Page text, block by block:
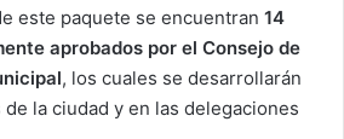
este paquete se encuentran 14
aprobados por el Consejo de
, los cuales se desarrollarán
la ciudad y en las delegaciones